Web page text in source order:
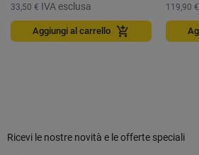
33,50 € IVA esclusa
Aggiungi al carrello add_shopping_cart
119,90 €
Ricevi le nostre novità e le offerte speciali